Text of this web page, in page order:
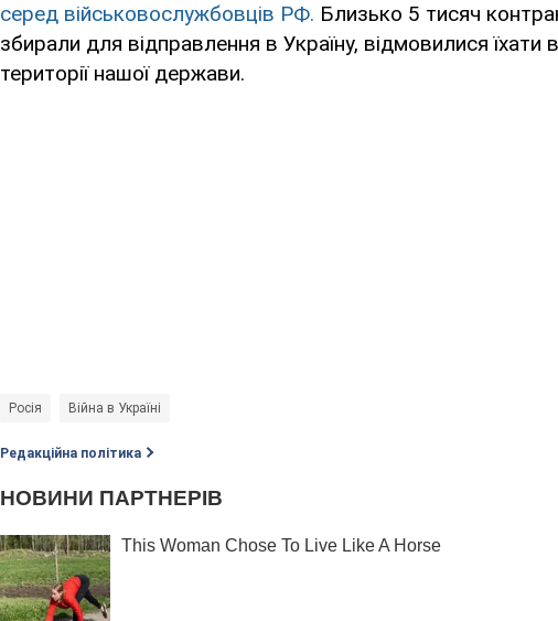
серед військовослужбовців РФ. Близько 5 тисяч
збирали для відправлення в Україну, відмовилися їхати
території нашої держави.
Росія Війна в Україні
Редакційна політика